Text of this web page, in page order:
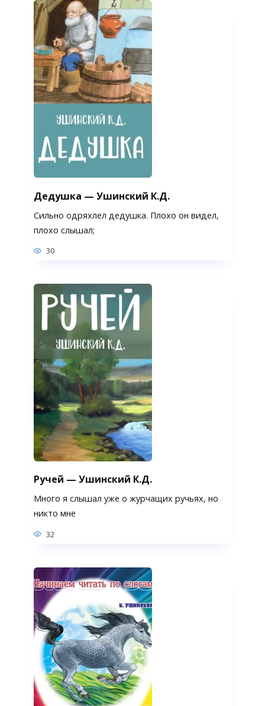
Дедушка — Ушинский К.Д.
Сильно одряхлел дедушка. Плохо он видел,
плохо слышал;
30
Ручей — Ушинский К.Д.
Много я слышал уже о журчащих ручьях, но
никто мне
32